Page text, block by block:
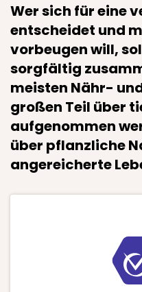
Wer sich für eine
entscheidet und
vorbeugen will,
sorgfältig
meisten Nähr-
großen Teil über
aufgenommen
über pflanzliche
angereicherte